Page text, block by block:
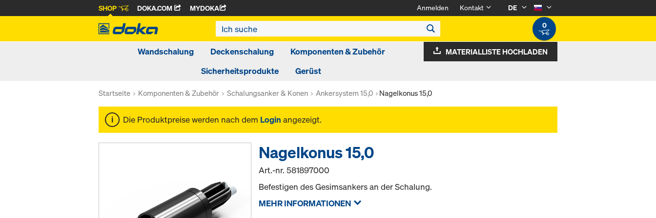
SHOP DOKA.COM MYDOKA Anmelden Kontakt
DE
0
Wandschalung Deckenschalung
Komponenten & Zubehör
Sicherheitsprodukte
Gerüst
MATERIALLISTE HOCHLADEN
Startseite Komponenten & Zubehör Schalungsanker & Konen Ankersystem 15,0 Nagelkonus 15,0
Die Produktpreise werden nach dem Login angezeigt.
Nagelkonus 15,0
Art.-nr.581897000
Befestigen des Gesimsankers an der Schalung.
MEHR INFORMATIONEN